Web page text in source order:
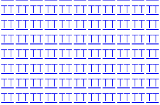
TTTTTTTTTTTTTTTTTTTTTT
TTTTTTTTTTTTTTTTTTTTTT
TTTTTTTTTTTTTTTTTTTTTT
TTTTTTTTTTTTTTTTTTTTTT
TTTTTTTTTTTTTTTTTTTTTT
TTTTTTTTTTTTTTTTTTTTTT
TTTTTTTTTTTTTTTTTTTTTT